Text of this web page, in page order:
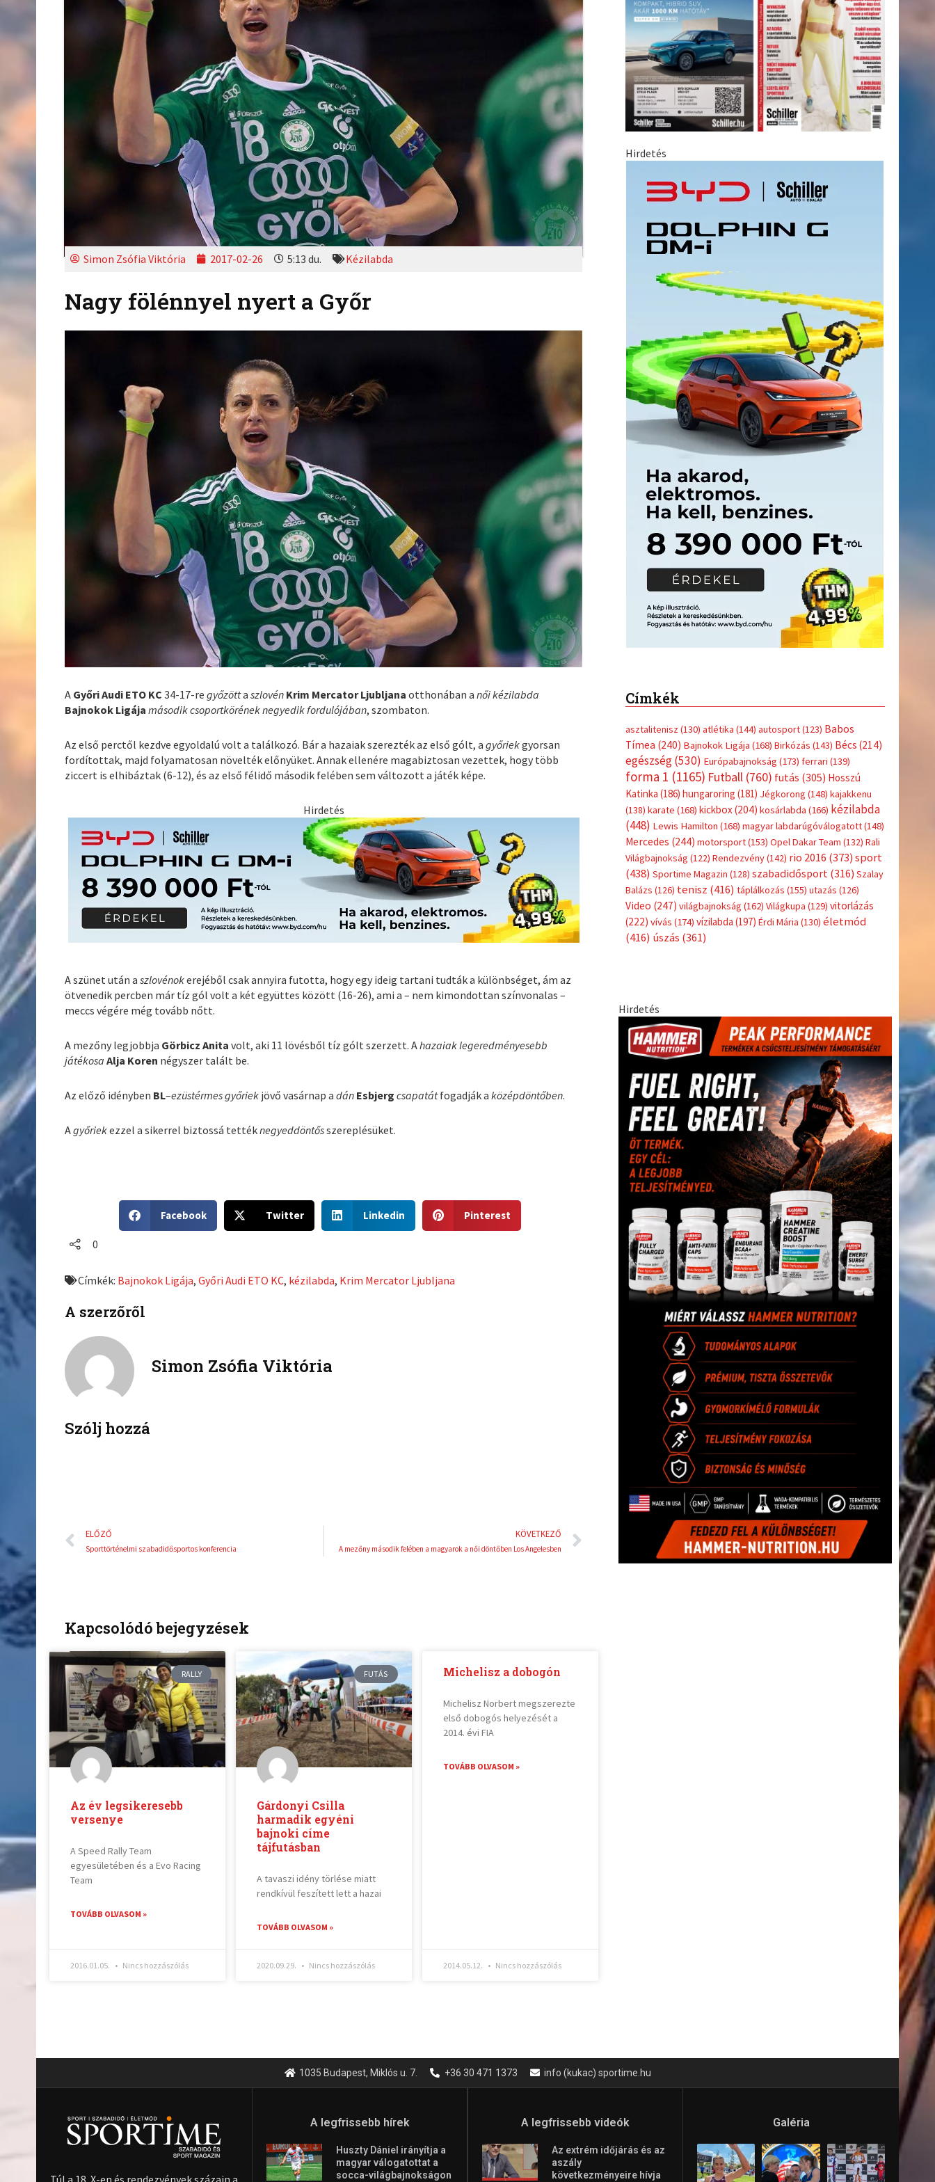
Simon Zsófia Viktória 2017-02-26 5:13 du. Kézilabda
Nagy fölénnyel nyert a Győr
A Győri Audi ETO KC 34-17-regyőzöttaszlovén Krim Mercator Ljubljana otthonában anői kézilabda
Bajnokok Ligája második csoportkörének negyedik fordulójában, szombaton.
Az első perctől kezdve egyoldalú volt a találkozó. Bár a hazaiak szerezték az első gólt, agyőriekgyorsan
fordítottak, majd folyamatosan növelték előnyüket. Annak ellenére magabiztosan vezettek, hogy több
ziccert is elhibáztak (6-12), és az első félidő második felében sem változott a játék képe.
Hirdetés
A szünet után aszlovénokerejéből csak annyira futotta, hogy egy ideig tartani tudták a különbséget, ám az
ötvenedik percben már tíz gól volt a két együttes között (16-26), ami a – nem kimondottan színvonalas –
meccs végére még tovább nőtt.
A mezőny legjobbja Görbicz Anita volt, aki 11 lövésből tíz gólt szerzett. Ahazaiak legeredményesebb
játékosa Alja Koren négyszer talált be.
Az előző idényben BL–ezüstérmesgyőriek jövő vasárnap adán Esbjerg csapatátfogadják aközépdöntőben.
Agyőriekezzel a sikerrel biztossá tettéknegyeddöntősszereplésüket.
h
o
f
b
Facebook
h
o
t
t
Twitter
h
o
Linkedin
h
o
Pinterest
0
Címkék: Bajnokok Ligája,Győri Audi ETO KC, kézilabda, Krim Mercator Ljubljana
A szerzőről
Simon Zsófia Viktória
Szólj hozzá
Előző
ELŐZŐ
Sporttörténelmi szabadidősportos konferencia
KÖVETKEZŐ
A mezőny második felében a magyarok a női döntőben Los Angelesben
Következő
Kapcsolódó bejegyzések
RALLY
Az év legsikeresebb
versenye
A Speed Rally Team
egyesületében és a Evo Racing
Team
TOVÁBB OLVASOM »
2016.01.05. Nincs hozzászólás
FUTÁS
Gárdonyi Csilla
harmadik egyéni
bajnoki címe
tájfutásban
A tavaszi idény törlése miatt
rendkívül feszített lett a hazai
TOVÁBB OLVASOM »
2020.09.29. Nincs hozzászólás
Michelisz a dobogón
Michelisz Norbert megszerezte
első dobogós helyezését a
2014. évi FIA
TOVÁBB OLVASOM »
2014.05.12. Nincs hozzászólás
Hirdetés
Címkék
asztalitenisz (130) atlétika (144) autosport(123) Babos
Tímea (240) Bajnokok Ligája (168) Birkózás (143) Bécs (214)
egészség(530) Európabajnokság (173) ferrari (139)
forma 1 (1165) Futball(760) futás (305) Hosszú
Katinka (186) hungaroring (181) Jégkorong (148) kajakkenu
(138) karate (168) kickbox(204) kosárlabda (166) kézilabda
(448) Lewis Hamilton (168) magyar labdarúgóválogatott(148)
Mercedes (244) motorsport(153) Opel Dakar Team (132) Rali
Világbajnokság (122) Rendezvény(142) rio 2016 (373) sport
(438) Sportime Magazin (128) szabadidősport (316) Szalay
Balázs (126) tenisz (416) táplálkozás (155) utazás (126)
Video (247) világbajnokság (162) Világkupa (129) vitorlázás
(222) vívás (174) vízilabda (197) Érdi Mária (130) életmód
(416) úszás (361)
Hirdetés
1035 Budapest, Miklós u. 7. +36 30 471 1373 info (kukac) sportime.hu
A legfrissebb hírek
Huszty Dániel irányítja a
magyar válogatottat a
socca-világbajnokságon
A legfrissebb videók
Az extrém időjárás és az
aszály
következményeire hívja
Galéria